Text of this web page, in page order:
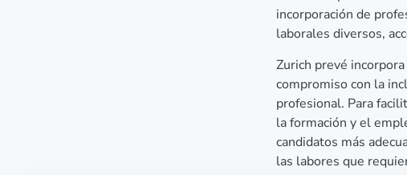
incorporación de
laborales diversos,
Zurich prevé
compromiso con la
profesional. Para
la formación y el
candidatos más
las labores que